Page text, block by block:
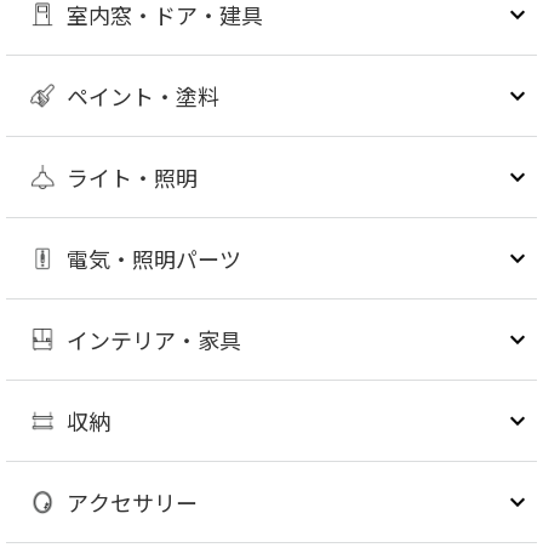
室内窓・ドア・建具
ペイント・塗料
ライト・照明
電気・照明パーツ
インテリア・家具
収納
アクセサリー